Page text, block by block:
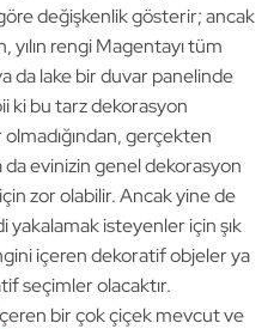
değişkenlik gösterir; ancak
yılın rengi Magentayı tüm
da lake bir duvar panelinde
ki bu tarz dekorasyon
olmadığından, gerçekten
da evinizin genel dekorasyon
zor olabilir. Ancak yine de
yakalamak isteyenler için şık
içeren dekoratif objeler ya
seçimler olacaktır.
bir çok çiçek mevcut ve